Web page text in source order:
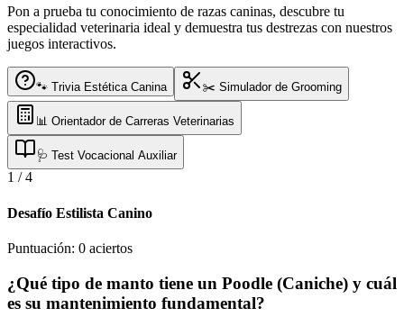
Pon a prueba tu conocimiento de razas caninas, descubre tu
especialidad veterinaria ideal y demuestra tus destrezas con nuestros
juegos interactivos.
🐾 Trivia Estética Canina ✂️ Simulador de Grooming
📊 Orientador de Carreras Veterinarias
🩺 Test Vocacional Auxiliar
1 /4
Desafío Estilista Canino
Puntuación: 0 aciertos
¿Qué tipo de manto tiene un Poodle (Caniche) y cuál
es su mantenimiento fundamental?